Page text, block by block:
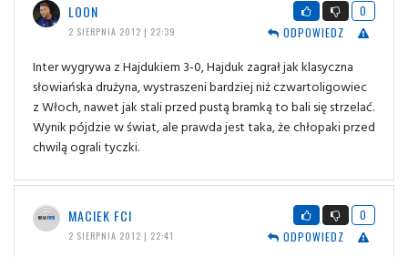
LOON
2 SIERPNIA 2012 | 22:39
0
ODPOWIEDZ
Inter wygrywa z Hajdukiem 3-0, Hajduk zagrał jak klasyczna
słowiańska drużyna, wystraszeni bardziej niż czwartoligowiec
z Włoch, nawet jak stali przed pustą bramką to bali się strzelać.
Wynik pójdzie w świat, ale prawda jest taka, że chłopaki przed
chwilą ograli tyczki.
MACIEK FCI
2 SIERPNIA 2012 | 22:41
0
ODPOWIEDZ